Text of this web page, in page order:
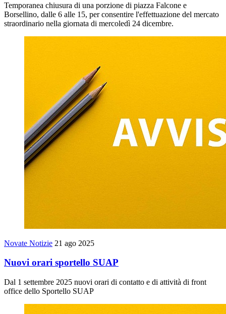
Temporanea chiusura di una porzione di piazza Falcone e
Borsellino, dalle 6 alle 15, per consentire l'effettuazione del mercato
straordinario nella giornata di mercoledì 24 dicembre.
Novate Notizie 21 ago 2025
Nuovi orari sportello SUAP
Dal 1 settembre 2025 nuovi orari di contatto e di attività di front
office dello Sportello SUAP